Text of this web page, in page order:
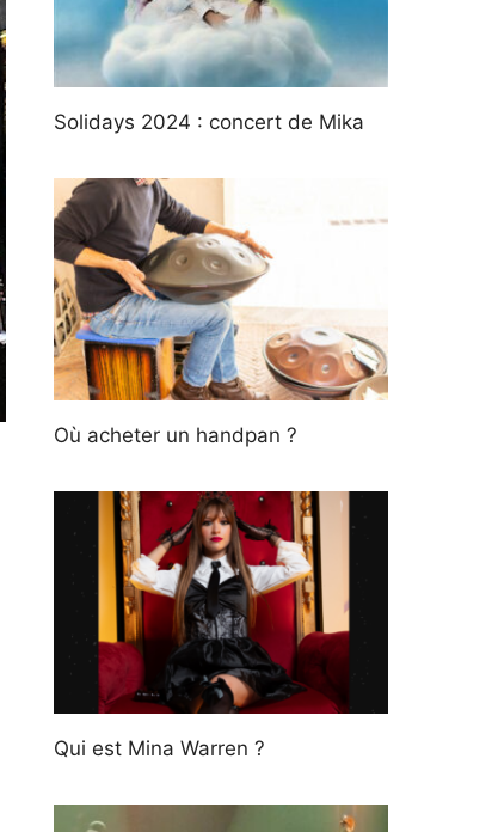
Solidays 2024 : concert de Mika
Où acheter un handpan ?
Qui est Mina Warren ?